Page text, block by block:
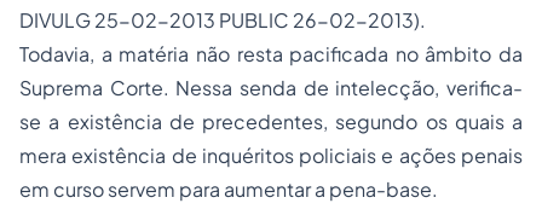
DIVULG 25-02-2013 PUBLIC 26-02-2013).
Todavia, a matéria não resta pacificada no âmbito da
Suprema Corte. Nessa senda de intelecção, verifica-
se a existência de precedentes, segundo os quais a
mera existência de inquéritos policiais e ações penais
em curso servem para aumentar a pena-base.